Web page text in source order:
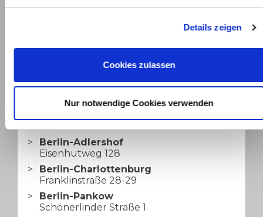
Details zeigen
Cookies zulassen
Nur notwendige Cookies verwenden
Fiat Qubo L Fiat Tipo Fiat Topolino
Standorte für Fiat Gebrauchtwagen
Berlin
Berlin-Adlershof
Eisenhutweg 128
Berlin-Charlottenburg
Franklinstraße 28-29
Berlin-Pankow
Schönerlinder Straße 1